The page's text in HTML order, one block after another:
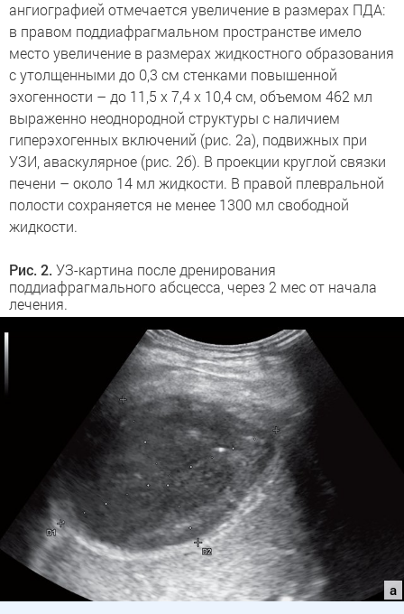
ангиографией отмечается увеличение в размерах ПДА:
в правом поддиафрагмальном пространстве имело
место увеличение в размерах жидкостного образования
с утолщенными до 0,3 см стенками повышенной
эхогенности – до 11,5 х 7,4 х 10,4 см, объемом 462 мл
выраженно неоднородной структуры с наличием
гиперэхогенных включений (рис. 2а), подвижных при
УЗИ, аваскулярное (рис. 2б). В проекции круглой связки
печени – около 14 мл жидкости. В правой плевральной
полости сохраняется не менее 1300 мл свободной
жидкости.
Рис. 2. УЗ-картина после дренирования
поддиафрагмального абсцесса, через 2 мес от начала
лечения.